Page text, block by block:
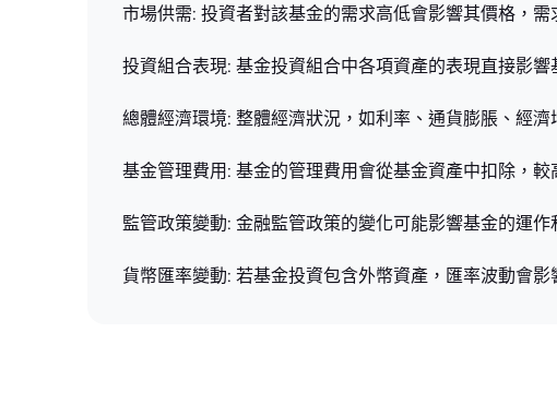
市場供需: 投資者對該基金的需求高低會影響其價格，需
投資組合表現: 基金投資組合中各項資產的表現直接影
總體經濟環境: 整體經濟狀況，如利率、通貨膨脹、經
基金管理費用: 基金的管理費用會從基金資產中扣除，
監管政策變動: 金融監管政策的變化可能影響基金的運作
貨幣匯率變動: 若基金投資包含外幣資產，匯率波動會影